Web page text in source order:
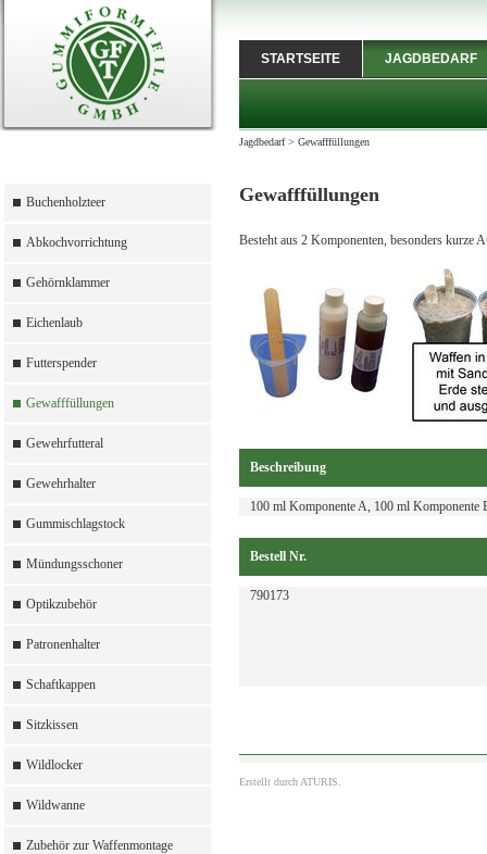
Buchenholzteer
Abkochvorrichtung
Gehörnklammer
Eichenlaub
Futterspender
Gewafffüllungen
Gewehrfutteral
Gewehrhalter
Gummischlagstock
Mündungsschoner
Optikzubehör
Patronenhalter
Schaftkappen
Sitzkissen
Wildlocker
Wildwanne
Zubehör zur Waffenmontage
STARTSEITE JAGDBEDARF
Jagdbedarf> Gewafffüllungen
Gewafffüllungen
Besteht aus 2 Komponenten, besonders kurze
Beschreibung
100 ml Komponente A, 100 ml Komponente
Bestell Nr.
790173
Erstellt durch ATURIS.